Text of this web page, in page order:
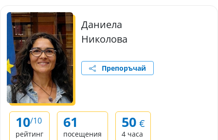
Даниела
Николова
Препоръчай
10/10
рейтинг
61
посещения
50 €
4 часа